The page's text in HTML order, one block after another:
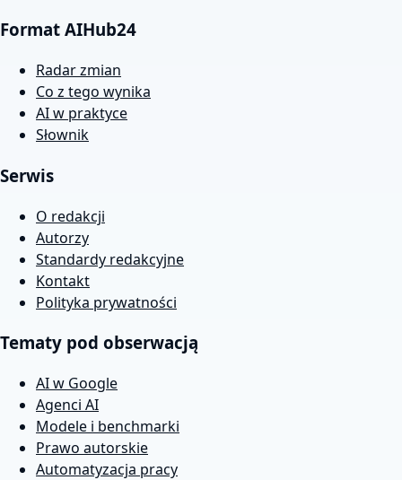
Format AIHub24
Radar zmian
Co z tego wynika
AI w praktyce
Słownik
Serwis
O redakcji
Autorzy
Standardy redakcyjne
Kontakt
Polityka prywatności
Tematy pod obserwacją
AI w Google
Agenci AI
Modele i benchmarki
Prawo autorskie
Automatyzacja pracy